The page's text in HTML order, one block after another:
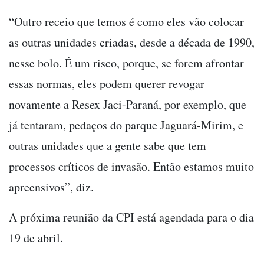
“Outro receio que temos é como eles vão colocar
as outras unidades criadas, desde a década de 1990,
nesse bolo. É um risco, porque, se forem afrontar
essas normas, eles podem querer revogar
novamente a Resex Jaci-Paraná, por exemplo, que
já tentaram, pedaços do parque Jaguará-Mirim, e
outras unidades que a gente sabe que tem
processos críticos de invasão. Então estamos muito
apreensivos”, diz.
A próxima reunião da CPI está agendada para o dia
19 de abril.